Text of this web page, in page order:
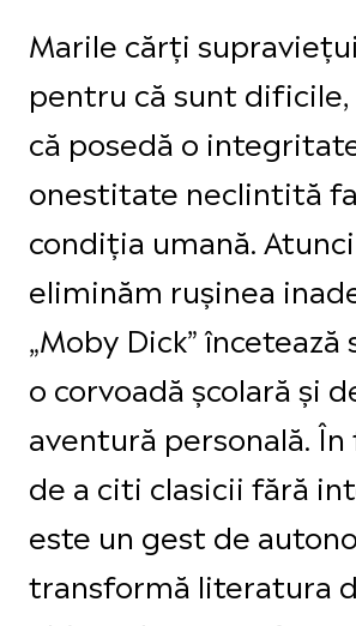
Marile cărți
pentru că sunt
că posedă o
onestitate neclintită
condiția umană.
eliminăm rușinea
„Moby Dick”
o corvoadă școlară și
aventură personală.
de a citi clasicii fără
este un gest de
transformă literatura